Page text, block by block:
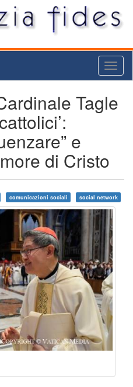
Tagle
e
di Cristo
comunicazioni sociali social network